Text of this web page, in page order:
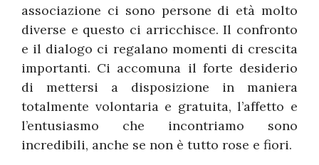
associazione ci sono persone di età molto
diverse e questo ci arricchisce. Il confronto
e il dialogo ci regalano momenti di crescita
importanti. Ci accomuna il forte desiderio
di mettersi a disposizione in maniera
totalmente volontaria e gratuita, l’affetto e
l’entusiasmo che incontriamo sono
incredibili, anche se non è tutto rose e fiori.